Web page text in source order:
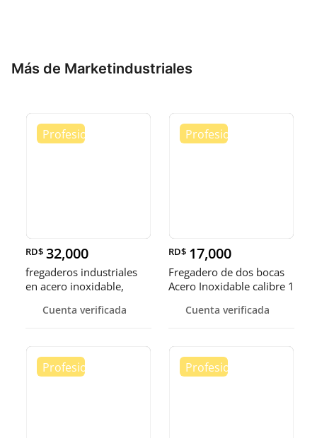
Más de Marketindustriales
RD$ 32,000
fregaderos industriales
en acero inoxidable,
Cuenta verificada
RD$ 17,000
Fregadero de dos bocas
Acero Inoxidable calibre 1
Cuenta verificada